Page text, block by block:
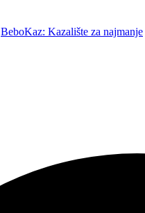
BeboKaz: Kazalište za najmanje